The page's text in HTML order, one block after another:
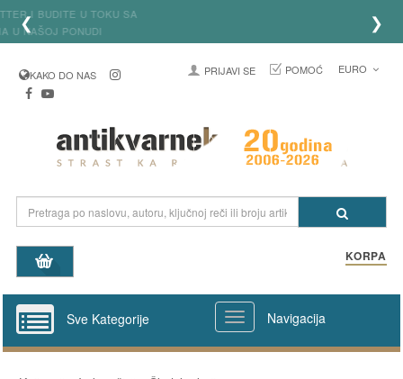
❮
Prijavite se na newsletter i budite u toku sa
najređim knjigama u našoj ponudi
❯
KAKO DO NAS PRIJAVI SE POMOĆ EURO
KORPA
Sve Kategorije Navigacija